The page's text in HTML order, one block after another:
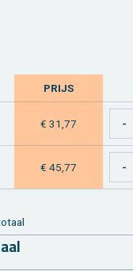
PRIJS
€ 31,77
€ 45,77